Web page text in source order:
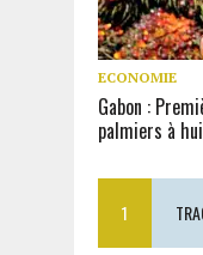
ECONOMIE
Gabon :
palmiers à
1